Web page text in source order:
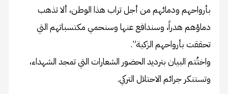
بأرواحهم ودمائهم من أجل تراب هذا الوطن، ألا تذهب
دماؤهم هدراً، وسندافع عنها وسنحمي مكتسباتهم التي
تحققت بأرواحهم الزكية”.
واختُتم البيان بترديد الحضور الشعارات التي تمجد الشهداء،
وتستنكر جرائم الاحتلال التركي.